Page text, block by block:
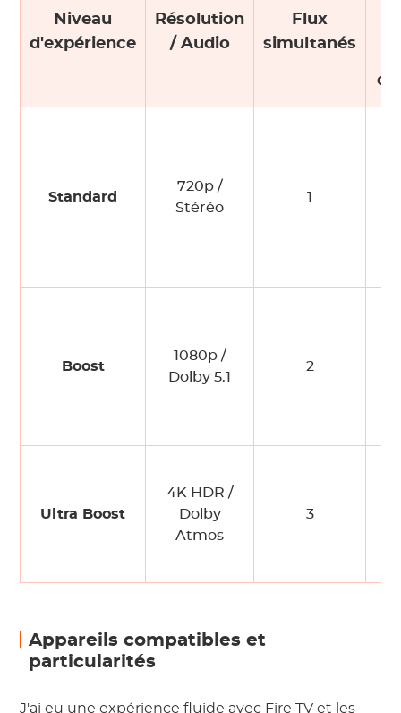
Niveau
d'expérience
Résolution
/ Audio
Flux
simultanés
Standard
720p /
Stéréo
1
Boost
1080p /
Dolby 5.1
2
Ultra Boost
4K HDR /
Dolby
Atmos
3
Appareils compatibles et
particularités
J'ai eu une expérience fluide avec Fire TV et les